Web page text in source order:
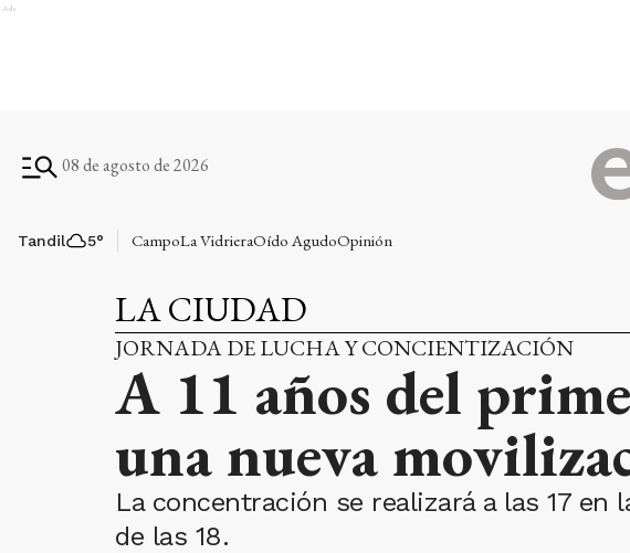
Ads
08 de agosto de 2026
Tandil 5° CampoLa VidrieraOído AgudoOpinión
LA CIUDAD
JORNADA DE LUCHA Y CONCIENTIZACIÓN
A 11 años del
una nueva
La concentración se realizará a las 17 en
de las 18.